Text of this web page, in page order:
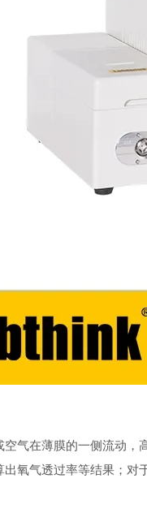
气在薄膜的一侧流动
氧气透过率等结果；